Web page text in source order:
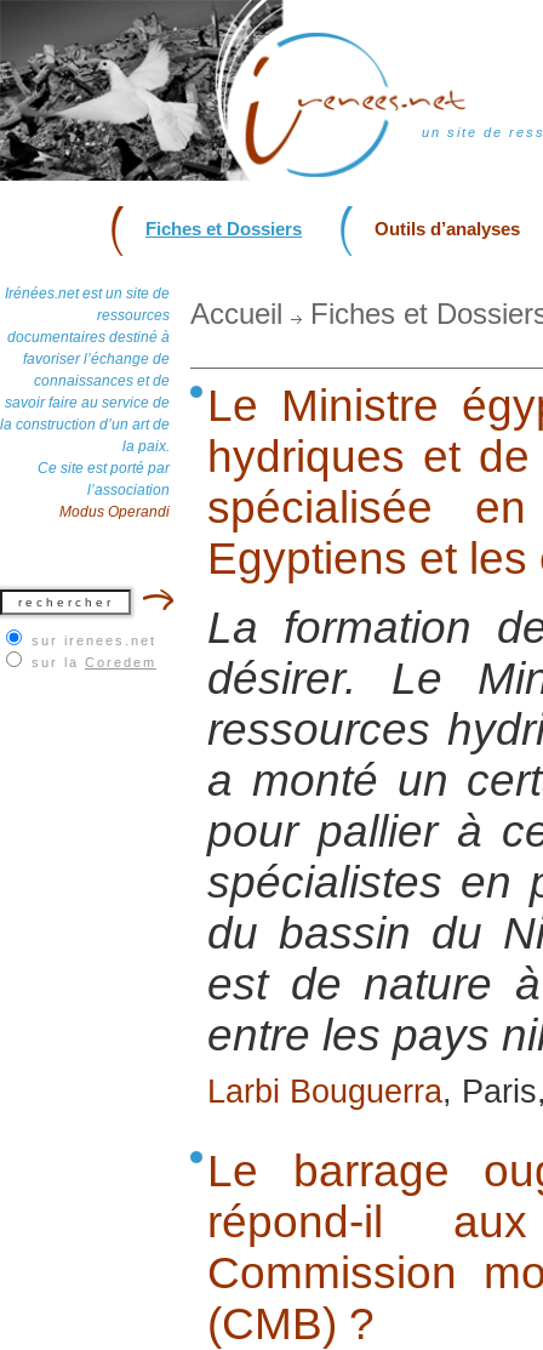
un site de
Fiches et Dossiers Outils d’analyses
Irénées.net est un site de
ressources
documentaires destiné à
favoriser l’échange de
connaissances et de
savoir faire au service de
la construction d’un art de
la paix.
Ce site est porté par
l’association
Modus Operandi
sur irenees.net
sur la Coredem
Accueil Fiches et
Le Ministre
hydriques et de
spécialisée
Egyptiens et les
La formation
désirer. Le
ressources
a monté un
pour pallier à
spécialistes en
du bassin du
est de nature
entre les pays
Larbi Bouguerra,
Le barrage
répond-il
Commission
(CMB) ?